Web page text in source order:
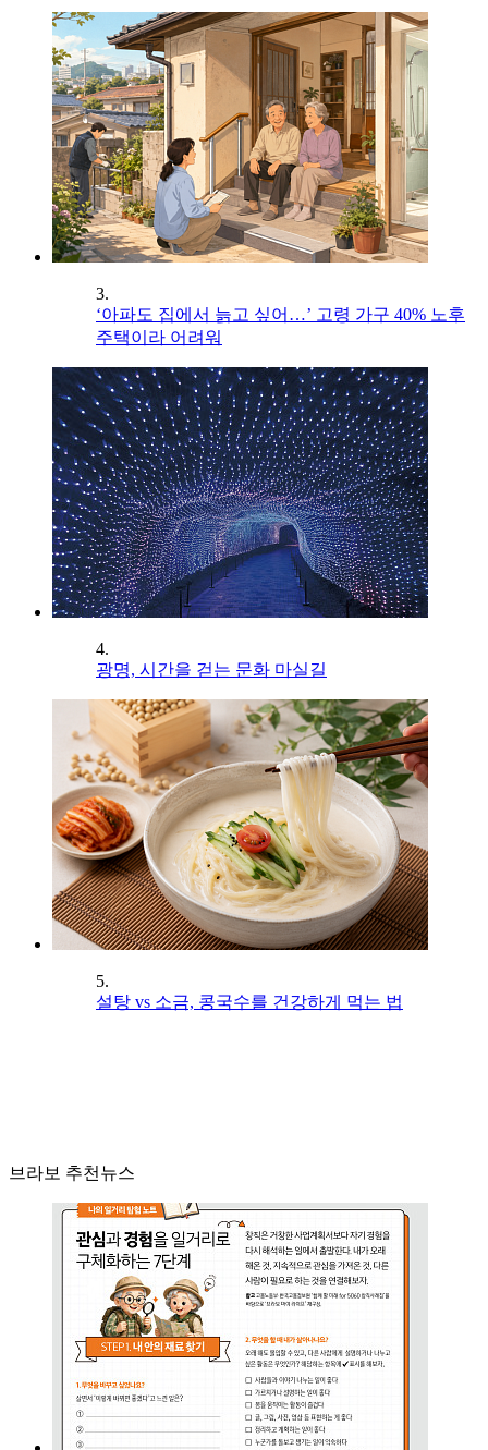
3.
‘아파도 집에서 늙고 싶어…’ 고령 가구 40% 노후
주택이라 어려워
4.
광명, 시간을 걷는 문화 마실길
5.
설탕 vs 소금, 콩국수를 건강하게 먹는 법
브라보 추천뉴스